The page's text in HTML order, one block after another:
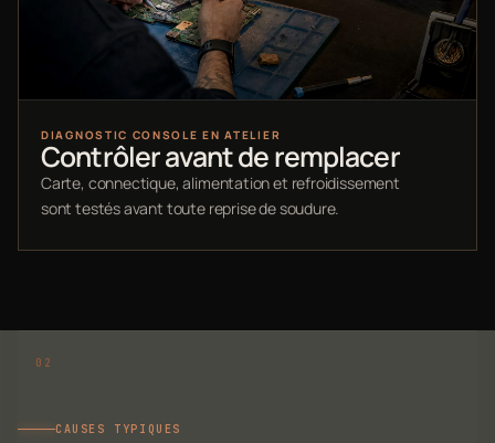
DIAGNOSTIC CONSOLE EN ATELIER
Contrôler avant de remplacer
Carte, connectique, alimentation et refroidissement
sont testés avant toute reprise de soudure.
CAUSES TYPIQUES